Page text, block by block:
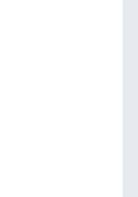
店舗での開催はございません。